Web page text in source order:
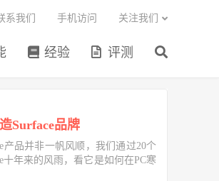
经验 评测
系我们 手机访问 关注我们
Surface品牌
产品并非一帆风顺，我们通过20个
十年来的风雨，看它是如何在PC寒